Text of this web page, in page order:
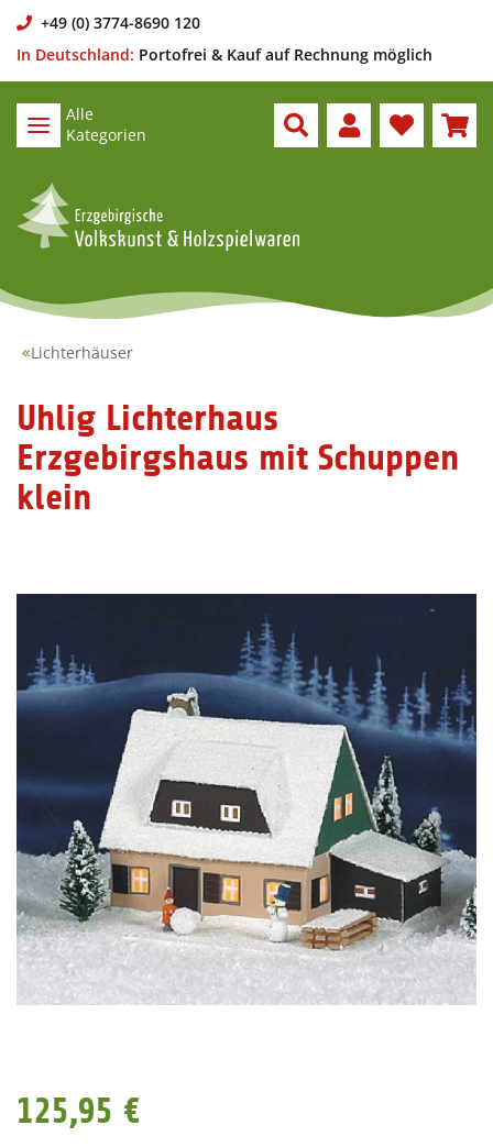
+49 (0) 3774-8690 120
In Deutschland: Portofrei & Kauf auf Rechnung möglich
Alle
Kategorien
Lichterhäuser
Uhlig Lichterhaus
Erzgebirgshaus mit Schuppen
klein
125,95 €